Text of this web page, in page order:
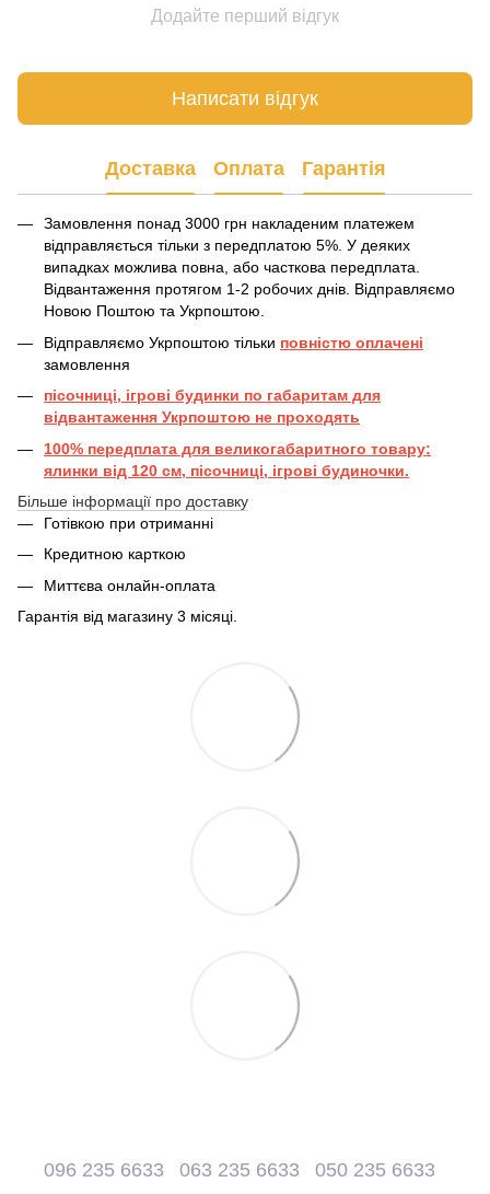
Додайте перший відгук
Написати відгук
Доставка Оплата Гарантія
Замовлення понад 3000 грн накладеним платежем
відправляється тільки з передплатою 5%. У деяких
випадках можлива повна, або часткова передплата.
Відвантаження протягом 1-2 робочих днів. Відправляємо
Новою Поштою та Укрпоштою.
Відправляємо Укрпоштою тільки повністю оплачені
замовлення
пісочниці, ігрові будинки по габаритам для
відвантаження Укрпоштою не проходять
100% передплата для великогабаритного товару:
ялинки від 120 см, пісочниці, ігрові будиночки.
Більше інформації про доставку
Готівкою при отриманні
Кредитною карткою
Миттєва онлайн-оплата
Гарантія від магазину 3 місяці.
096 235 6633 063 235 6633 050 235 6633